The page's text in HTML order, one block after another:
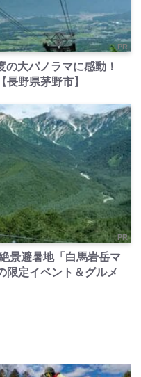
PR
の大パノラマに感動！
野県茅野市】
PR
景避暑地「白馬岩岳マ
限定イベント＆グルメ